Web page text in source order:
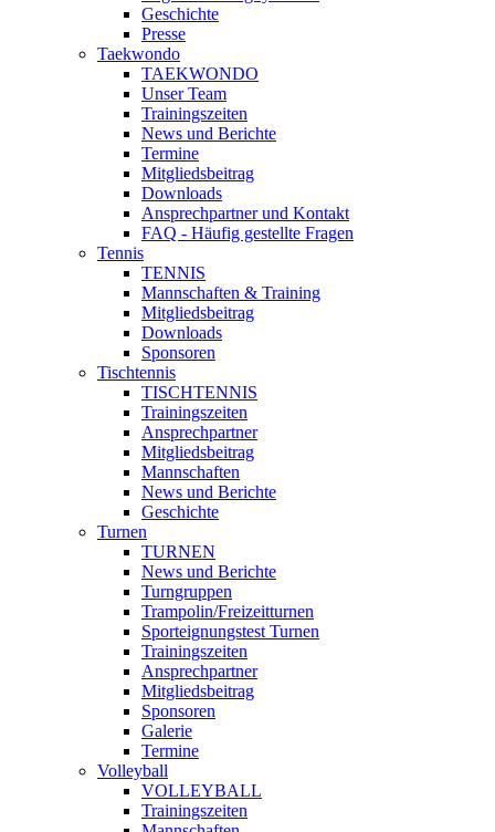
Geschichte
Presse
Taekwondo
TAEKWONDO
Unser Team
Trainingszeiten
News und Berichte
Termine
Mitgliedsbeitrag
Downloads
Ansprechpartner und Kontakt
FAQ - Häufig gestellte Fragen
Tennis
TENNIS
Mannschaften & Training
Mitgliedsbeitrag
Downloads
Sponsoren
Tischtennis
TISCHTENNIS
Trainingszeiten
Ansprechpartner
Mitgliedsbeitrag
Mannschaften
News und Berichte
Geschichte
Turnen
TURNEN
News und Berichte
Turngruppen
Trampolin/Freizeitturnen
Sporteignungstest Turnen
Trainingszeiten
Ansprechpartner
Mitgliedsbeitrag
Sponsoren
Galerie
Termine
Volleyball
VOLLEYBALL
Trainingszeiten